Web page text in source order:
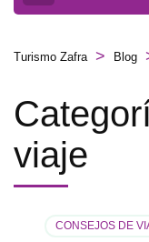
Turismo Zafra > Blog
viaje
CONSEJOS DE